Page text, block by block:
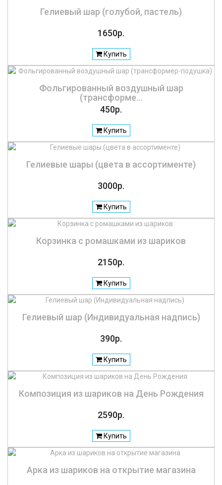
Гелиевый шар (голубой, пастель)
1650р.
Купить
Фольгированный воздушный шар
(трансформе...
450р.
Купить
Гелиевые шары (цвета в ассортименте)
3000р.
Купить
Корзинка с ромашками из шариков
2150р.
Купить
Гелиевый шар (Индивидуальная надпись)
390р.
Купить
Композиция из шариков на День Рождения
2590р.
Купить
Арка из шариков на открытие магазина